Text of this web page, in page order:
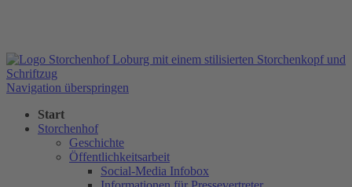
Navigation überspringen
Start
Storchenhof
Geschichte
Öffentlichkeitsarbeit
Social-Media Infobox